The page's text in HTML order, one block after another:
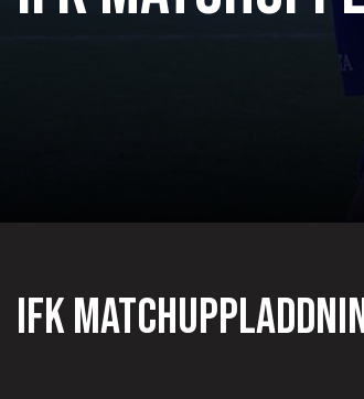
IFK